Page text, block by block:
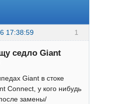
1
17:38:59
седло Giant
Giant в стоке
Connect, у кого нибудь
замены/